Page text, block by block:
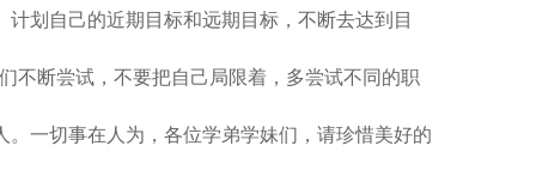
划自己的近期目标和远期目标，不断去达到目
不断尝试，不要把自己局限着，多尝试不同的职
一切事在人为，各位学弟学妹们，请珍惜美好的